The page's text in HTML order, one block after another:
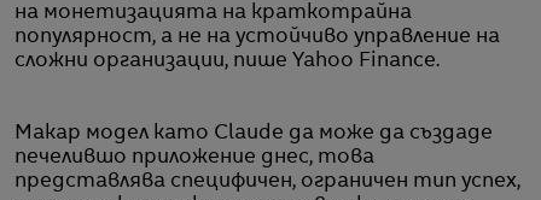
на монетизацията на краткотрайна
популярност, а не на устойчиво управление на
сложни организации, пише Yahoo Finance.
Макар модел като Claude да може да създаде
печелившо приложение днес, това
представлява специфичен, ограничен тип успех,